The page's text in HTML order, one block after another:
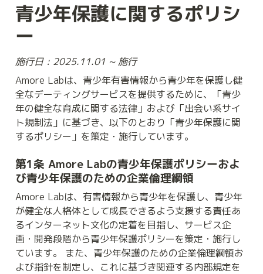
青少年保護に関するポリシ
ー
施行日 : 2025.11.01 ~ 施行
Amore Labは、青少年有害情報から青少年を保護し健
全なデーティングサービスを提供するために、「青少
年の健全な育成に関する法律」および「出会い系サイ
ト規制法」に基づき、以下のとおり「青少年保護に関
するポリシー」を策定・施行しています。
第1条 Amore Labの青少年保護ポリシーおよ
び青少年保護のための企業倫理綱領
Amore Labは、有害情報から青少年を保護し、青少年
が健全な人格体として成長できるよう支援する責任あ
るインターネット文化の定着を目指し、サービス企
画・開発段階から青少年保護ポリシーを策定・施行し
ています。 また、青少年保護のための企業倫理綱領お
よび指針を制定し、これに基づき関連する内部規定を